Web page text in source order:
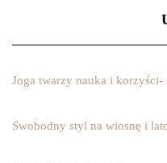
Joga twarzy nauka i korzyści-
Swobodny styl na wiosnę i